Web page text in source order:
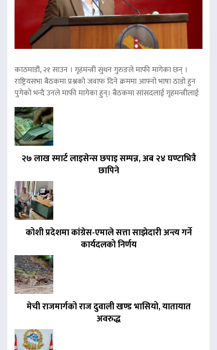
काठमाडौं, २१ साउन । गृहमन्त्री सुधन गुरुङले माफी मागेका छन् ।
राष्ट्रियसभा बैठकमा प्रश्नको जवाफ दिने क्रममा आफ्नो भाषा ठाडो हुन
पुगेको भन्दै उनले माफी मागेका हुन्। बैठकमा सांसदलाई गृहमन्त्रीलाई
२७ लाख स्मार्ट लाइसेन्स छपाइ सम्पन्न, अब २४ घण्टाभित्रै
छापिने
कोशी प्रदेशमा कांग्रेस-एमाले सत्ता साझेदारी अन्त्य गर्ने
कार्यदलको निर्णय
मेची राजमार्गको राज दुवाली खण्ड भासियो, यातायात
अवरुद्ध